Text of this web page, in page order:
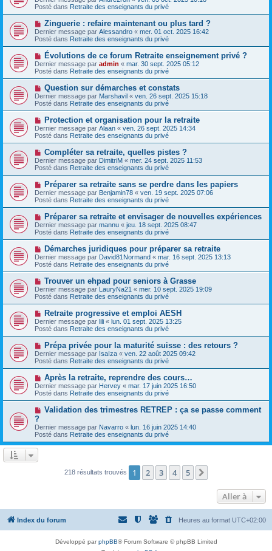
a
g
e
m
e
s
s
a
g
e
u
v
e
a
u
m
e
s
a
g
e
Posté dans Retraite des enseignants du privé
N
o
u
v
e
a
u
m
e
s
s
a
g
e
Zinguerie : refaire maintenant ou plus tard ?
Dernier message par Alessandro « mer. 01 oct. 2025 16:42
Posté dans Retraite des enseignants du privé
N
o
u
v
a
u
m
e
s
a
g
e
Évolutions de ce forum Retraite enseignement privé ?
Dernier message par admin « mar. 30 sept. 2025 05:12
Posté dans Retraite des enseignants du privé
N
o
u
v
e
a
u
m
e
s
s
a
g
e
Question sur démarches et constats
Dernier message par Marshavil « ven. 26 sept. 2025 15:18
Posté dans Retraite des enseignants du privé
N
o
u
v
a
u
m
e
s
a
g
e
Protection et organisation pour la retraite
Dernier message par Alaan « ven. 26 sept. 2025 14:34
Posté dans Retraite des enseignants du privé
N
o
u
v
e
a
u
m
e
s
a
g
e
Compléter sa retraite, quelles pistes ?
Dernier message par DimitriM « mer. 24 sept. 2025 11:53
Posté dans Retraite des enseignants du privé
N
o
u
v
e
a
u
m
e
s
a
g
e
Préparer sa retraite sans se perdre dans les papiers
Dernier message par Benjamin78 « ven. 19 sept. 2025 07:06
Posté dans Retraite des enseignants du privé
N
o
u
v
e
a
u
m
e
s
s
a
g
e
Préparer sa retraite et envisager de nouvelles expériences
Dernier message par mannu « jeu. 18 sept. 2025 08:47
Posté dans Retraite des enseignants du privé
N
o
u
v
e
u
m
e
s
a
g
e
Démarches juridiques pour préparer sa retraite
Dernier message par David81Normand « mar. 16 sept. 2025 13:13
Posté dans Retraite des enseignants du privé
N
o
u
v
e
a
u
m
e
s
a
g
Trouver un ehpad pour seniors à Grasse
Dernier message par LauryNa21 « mer. 10 sept. 2025 19:09
Posté dans Retraite des enseignants du privé
N
o
u
v
e
a
u
m
e
s
s
a
g
e
Retraite progressive et emploi AESH
Dernier message par lili « lun. 01 sept. 2025 13:25
Posté dans Retraite des enseignants du privé
N
o
u
v
a
u
m
e
s
g
e
Prépa privée pour la maturité suisse : des retours ?
Dernier message par IsaIza « ven. 22 août 2025 09:42
Posté dans Retraite des enseignants du privé
N
o
u
v
e
m
e
s
Après la retraite, reprendre des cours…
Dernier message par Hervey « mar. 17 juin 2025 16:50
Posté dans Retraite des enseignants du privé
N
v
e
a
Validation des trimestres RETREP : ça se passe comment
?
Dernier message par Navarro « lun. 16 juin 2025 14:40
Posté dans Retraite des enseignants du privé
218 résultats trouvés 1 2 3 4 5
Aller à
Index du forum Heures au format UTC+02:00
Développé parphpBB® Forum Software © phpBB Limited